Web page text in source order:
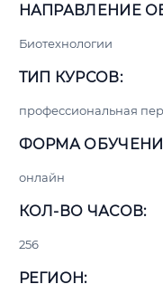
НАПРАВЛЕНИЕ
Биотехнологии
ТИП КУРСОВ:
профессиональная
ФОРМА
онлайн
КОЛ-ВО ЧАСОВ:
256
РЕГИОН: